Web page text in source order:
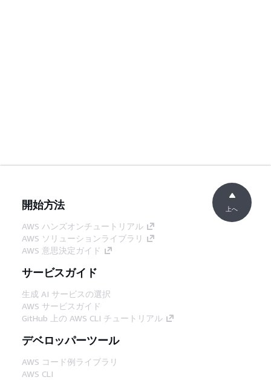
開始方法
AWS ハンズオンチュートリアル
AWS ソリューションライブラリ
AWS 意思決定ガイド
サービスガイド
生成 AI サービスの選択
AWS サービスガイド
GitHub 上の AWS CLI チュートリアル
デベロッパーツール
AWS コード例ライブラリ
AWS CLI
上へ